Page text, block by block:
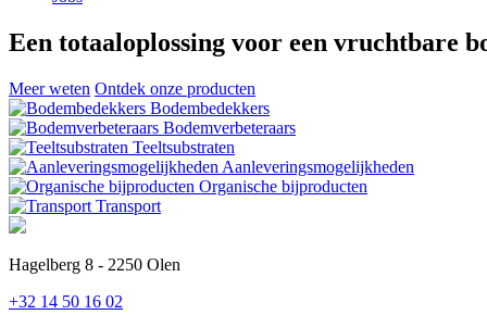
Een totaaloplossing voor een vruchtbare
Meer weten Ontdek onze producten
Bodembedekkers
Bodemverbeteraars
Teeltsubstraten
Aanleveringsmogelijkheden
Organische bijproducten
Transport
Hagelberg 8 - 2250 Olen
+32 14 50 16 02